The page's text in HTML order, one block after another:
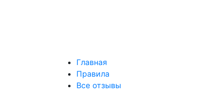
Главная
Правила
Все отзывы